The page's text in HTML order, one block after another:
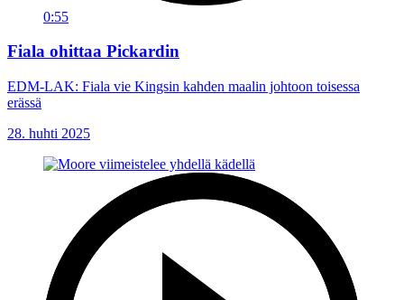
0:55
Fiala ohittaa Pickardin
EDM-LAK: Fiala vie Kingsin kahden maalin johtoon toisessa
erässä
28. huhti 2025